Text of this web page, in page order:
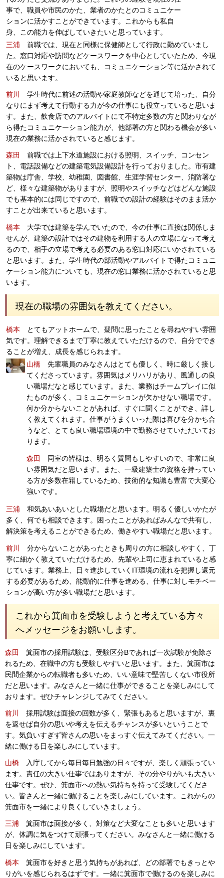
事で、職員や市民のかた、業者のかたとのコミュニケー
ションに活かすことができています。これからも私自
身、この能力を伸ばしていきたいと思っています。
三浦 前職では、現在と同様に保健師として行政に勤めていまし
た。窓口対応や訪問などケースワークを中心としていたため、今現
在のケースワークにおいても、コミュニケーション等に活かされて
いると思います。
前川
学生時代に前述の活動や家庭教師などを通じて培った、自分
なりにまず考えて行動する力が今の仕事にも役立っていると思いま
す。また、飲食店でのアルバイトにて不特定多数の方と関わりなが
ら得たコミュニケーション能力が、他部署の方と関わる機会が多い
現在の業務に活かされていると感じます。
森田
前職では上下水道施設における照明、スイッチ、コンセン
ト、電話設備などの建築電気設備設計を行っておりました。市有建
築物は庁舎、学校、幼稚園、図書館、生涯学習センター、消防署な
ど、様々な建築物がありますが、照明やスイッチなどはどんな施設
でも基本的には同じですので、前職での設計の経験はそのまま活か
すことが出来ていると思います。
橋本 大学では建築を学んでいたので、今の仕事に直接は関係しま
せんが、建築の設計ではその建物を利用する人の立場になって考え
るので、相手の立場で考える必要のある窓口対応にいかされている
と思います。また、学生時代の部活動やアルバイトで得たコミュニ
ケーション能力についても、現在の窓口業務に活かされていると思
います。
現在の職場の雰囲気を教えてください。
橋本 とてもアットホームで、疑問に思ったことを尋ねやすい雰囲
気です。理解できるまで丁寧に教えていただけるので、自分ででき
ることが増え、成長を感じられます。
山橋 先輩職員のみなさんはとても優しく、時に厳しく接し
てくださっています。雰囲気はメリハリがあり、風通しの良
い職場だなと感じています。また、業務はチームプレイに似
たものが多く、コミュニケーションが欠かせない職場です。
何か分からないことがあれば、すぐに聞くことができ、詳し
く教えてくれます。仕事がうまくいった際は喜びを分かち合
うなど、とても良い職場環境の中で勤務させていただいてお
ります。
森田
同室の皆様は、明るく質問もしやすいので、非常に良
い雰囲気だと思います。また、一級建築士の資格を持ってい
る方が多数在籍しているため、技術的な知識も豊富で大変心
強いです。
三浦 和気あいあいとした職場だと思います。明るく優しいかたが
多く、何でも相談できます。困ったことがあればみんなで共有し、
解決策を考えることができるため、働きやすい職場だと思います。
前川 分からないことがあったときも周りの方に相談しやすく、丁
寧に細かく教えていただけるため、先輩や上司に恵まれていると感
じています。業務上、日々進歩していくIT環境の流れを把握し還元
する必要があるため、能動的に仕事を進める、仕事に対しモチベー
ションが高い方が多い職場だと思います。
これから箕面市を受験しようと考えている方々
へメッセージをお願いします。
森田
箕面市の採用試験は、受験区分Bであれば一次試験が免除さ
れるため、在職中の方も受験しやすいと思います。また、箕面市は
民間企業からの転職者も多いため、いい意味で堅苦しくない市役所
だと思います。みなさんと一緒に仕事ができることを楽しみにして
おります。ぜひチャレンジしてみてください。
前川
採用試験は面接の回数が多く、緊張もあると思いますが、裏
を返せば自分の思いや考えを伝えるチャンスが多いということで
す。気負いすぎず皆さんの思いをまっすぐ伝えてみてください。一
緒に働ける日を楽しみにしています。
山橋 入庁してから毎日毎日勉強の日々ですが、楽しく頑張ってい
ます。責任の大きい仕事ではありますが、その分やりがいも大きい
仕事です。ぜひ、箕面市への熱い気持ちを持って受験してくださ
い。皆さんと一緒に働けることを楽しみにしています。これからの
箕面市を一緒により良くしていきましょう。
三浦 箕面市は面接が多く、対策など大変なことも多いと思います
が、体調に気をつけて頑張ってください。みなさんと一緒に働ける
日を楽しみにしています。
橋本 箕面市を好きと思う気持ちがあれば、どの部署でもきっとや
りがいを感じられるはずです。一緒に箕面市で働けるのを楽しみに